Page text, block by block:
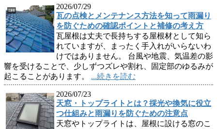
2026/07/29
瓦の点検とメンテナンス方法を知って雨漏り
を防ぐための確認ポイントと補修の考え方
瓦屋根は丈夫で長持ちする屋根材として知ら
れていますが、まったく手入れがいらないわ
けではありません。 台風や地震、気温差の影
響を受けることで、少しずつズレや割れ、固定部のゆるみが
起こることがあります。 ...続きを読む
2026/07/23
天窓・トップライトとは？採光や換気に役立
つ仕組みと雨漏りを防ぐための注意点
天窓やトップライトは、屋根に設ける窓のこ